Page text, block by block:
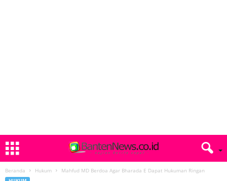
Beranda Hukum Mahfud MD Berdoa Agar Bharada E Dapat Hukuman Ringan